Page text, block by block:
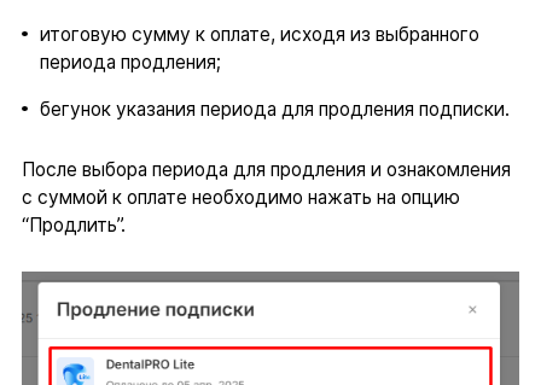
итоговую сумму к оплате, исходя из выбранного
периода продления;
бегунок указания периода для продления подписки.
После выбора периода для продления и ознакомления
с суммой к оплате необходимо нажать на опцию
“Продлить”.